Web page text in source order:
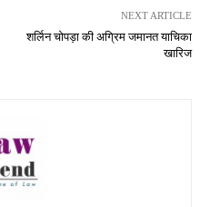
NEXT ARTICLE
शर्लिन चोपड़ा की अग्रिम जमानत याचिका
खारिज